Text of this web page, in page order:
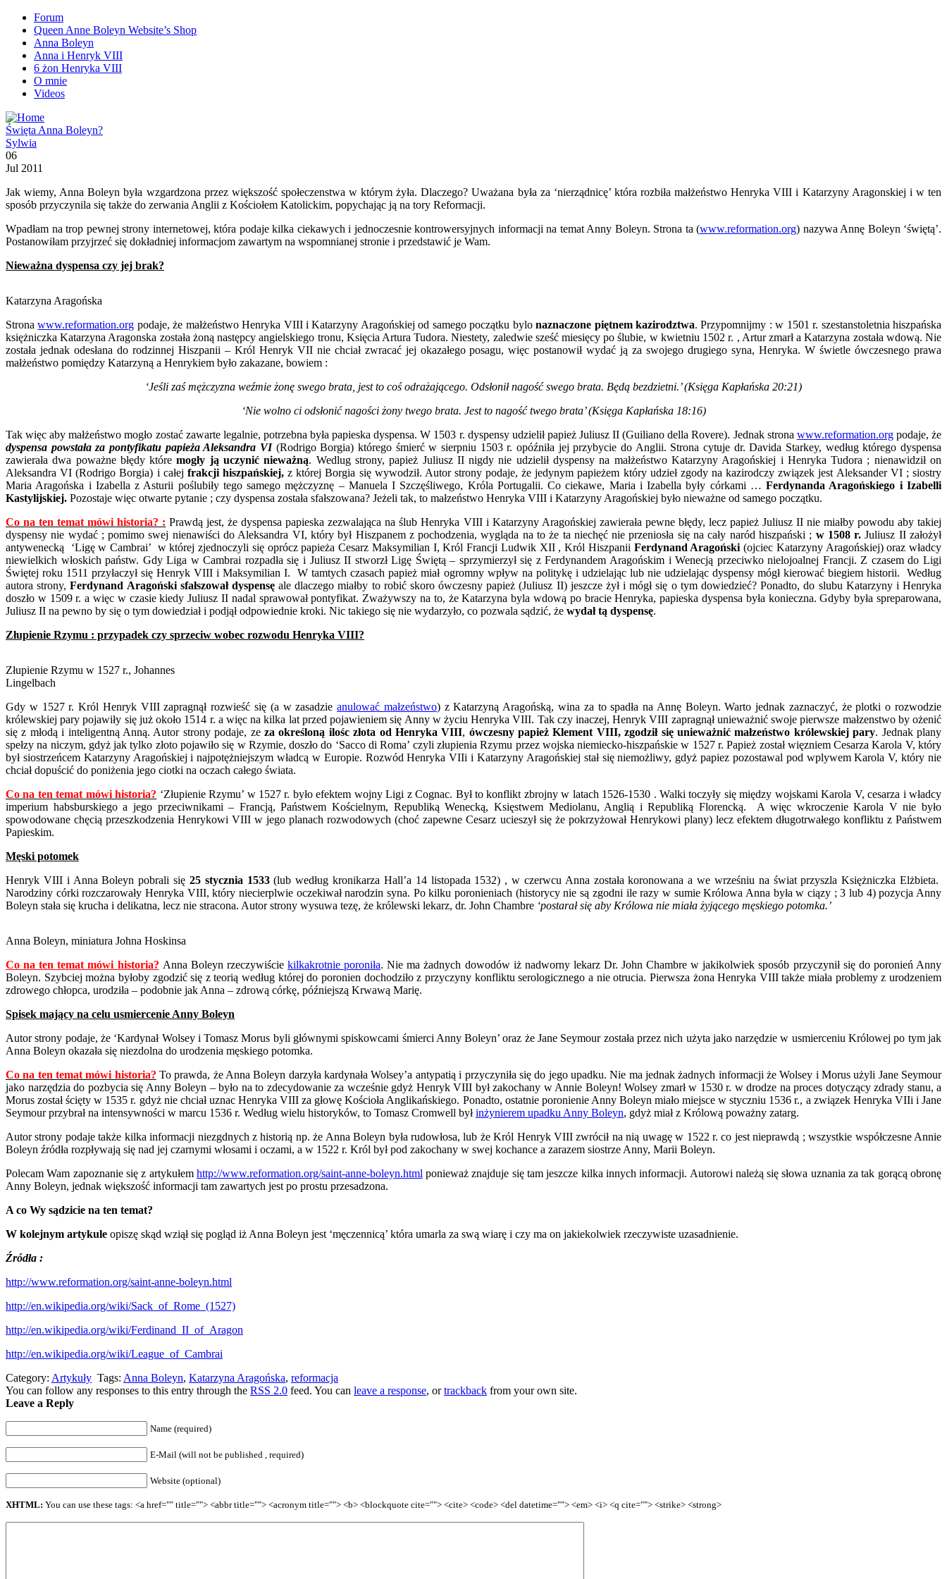
Forum
Queen Anne Boleyn Website’s Shop
Anna Boleyn
Anna i Henryk VIII
6 żon Henryka VIII
O mnie
Videos
Święta Anna Boleyn?
Sylwia
06
Jul 2011
Jak wiemy, Anna Boleyn była wzgardzona przez większość społeczenstwa w którym żyła. Dlaczego? Uważana była za ‘nierządnicę’ która rozbiła małżeństwo Henryka VIII i Katarzyny Aragonskiej i w ten
sposób przyczynila się także do zerwania Anglii z Kościołem Katolickim, popychając ją na tory Reformacji.
Wpadłam na trop pewnej strony internetowej, która podaje kilka ciekawych i jednoczesnie kontrowersyjnych informacji na temat Anny Boleyn. Strona ta (www.reformation.org) nazywa Annę Boleyn ‘świętą’.
Postanowiłam przyjrzeć się dokładniej informacjom zawartym na wspomnianej stronie i przedstawić je Wam.
Nieważna dyspensa czy jej brak?
Katarzyna Aragońska
Stronawww.reformation.org podaje, że małżeństwo Henryka VIII i Katarzyny Aragońskiej od samego początku bylonaznaczone piętnem kazirodztwa. Przypomnijmy : w 1501 r. szestanstoletnia hiszpańska
księżniczka Katarzyna Aragonska została żoną następcy angielskiego tronu, Księcia Artura Tudora. Niestety, zaledwie sześć miesięcy po ślubie, w kwietniu 1502 r. , Artur zmarł a Katarzyna została wdową. Nie
została jednak odesłana do rodzinnej Hiszpanii – Król Henryk VII nie chciał zwracać jej okazałego posagu, więc postanowił wydać ją za swojego drugiego syna, Henryka. W świetle ówczesnego prawa
małżeństwo pomiędzy Katarzyną a Henrykiem było zakazane, bowiem :
‘Jeśli zaś mężczyzna weźmie żonę swego brata, jest to coś odrażającego. Odsłonił nagość swego brata. Będą bezdzietni.’ (Księga Kapłańska 20:21)
‘Nie wolno ci odsłonić nagości żony twego brata. Jest to nagość twego brata’ (Księga Kapłańska 18:16)
Tak więc aby małżeństwo mogło zostać zawarte legalnie, potrzebna była papieska dyspensa. W 1503 r. dyspensy udzielił papież Juliusz II (Guiliano della Rovere). Jednak strona www.reformation.orgpodaje, że
dyspensa powstała za pontyfikatu papieża Aleksandra VI(Rodrigo Borgia) którego śmierć w sierpniu 1503 r. opóźniła jej przybycie do Anglii. Strona cytuje dr. Davida Starkey, według którego dyspensa
zawierała dwa poważne błędy któremogły ją uczynić nieważną. Wedlug strony, papież Juliusz II nigdy nie udzielił dyspensy na małżeństwo Katarzyny Aragońskiej i Henryka Tudora ; nienawidził on
Aleksandra VI (Rodrigo Borgia) i całej frakcji hiszpańskiej,z której Borgia się wywodził. Autor strony podaje, że jedynym papieżem który udzieł zgody na kazirodczy związek jest Aleksander VI ; siostry
Maria Aragońska i Izabella z Asturii poślubiły tego samego mężczyznę – Manuela I Szczęśliwego, Króla Portugalii. Co ciekawe, Maria i Izabella były córkami …Ferdynanda Aragońskiego i Izabelli
Kastylijskiej. Pozostaje więc otwarte pytanie ; czy dyspensa została sfałszowana? Jeżeli tak, to małzeństwo Henryka VIII i Katarzyny Aragońskiej było nieważne od samego początku.
Co na ten temat mówi historia? : Prawdą jest, że dyspensa papieska zezwalająca na ślub Henryka VIII i Katarzyny Aragońskiej zawierała pewne błędy, lecz papież Juliusz II nie miałby powodu aby takiej
dyspensy nie wydać ; pomimo swej nienawiści do Aleksandra VI, który był Hiszpanem z pochodzenia, wygląda na to że ta niechęć nie przeniosła się na cały naród hiszpański ; w 1508 r. Juliusz II założył
antywenecką ‘Ligę w Cambrai’ w której zjednoczyli się oprócz papieża Cesarz Maksymilian I, Król Francji Ludwik XII , Król Hiszpanii Ferdynand Aragoński (ojciec Katarzyny Aragońskiej) oraz władcy
niewielkich włoskich państw. Gdy Liga w Cambrai rozpadła się i Juliusz II stworzł Ligę Świętą – sprzymierzył się z Ferdynandem Aragońskim i Wenecją przeciwko nielojoalnej Francji. Z czasem do Ligi
Świętej roku 1511 przyłaczył się Henryk VIII i Maksymilian I. W tamtych czasach papież miał ogromny wpływ na politykę i udzielając lub nie udzielając dyspensy mógł kierować biegiem historii. Według
autora strony,Ferdynand Aragoński sfałszował dyspensęale dlaczego miałby to robić skoro ówczesny papież (Juliusz II) jeszcze żył i mógł się o tym dowiedzieć? Ponadto, do slubu Katarzyny i Henryka
doszło w 1509 r. a więc w czasie kiedy Juliusz II nadal sprawował pontyfikat. Zważywszy na to, że Katarzyna byla wdową po bracie Henryka, papieska dyspensa była konieczna. Gdyby była spreparowana,
Juliusz II na pewno by się o tym dowiedział i podjął odpowiednie kroki. Nic takiego się nie wydarzyło, co pozwala sądzić, że wydał tą dyspensę.
Złupienie Rzymu : przypadek czy sprzeciw wobec rozwodu Henryka VIII?
Złupienie Rzymu w 1527 r., Johannes
Lingelbach
Gdy w 1527 r. Król Henryk VIII zapragnął rozwieść się (a w zasadzieanulować małzeństwo) z Katarzyną Aragońską, wina za to spadła na Annę Boleyn. Warto jednak zaznaczyć, że plotki o rozwodzie
królewskiej pary pojawiły się już około 1514 r. a więc na kilka lat przed pojawieniem się Anny w życiu Henryka VIII. Tak czy inaczej, Henryk VIII zapragnął unieważnić swoje pierwsze małzenstwo by ożenić
się z młodą i inteligentną Anną. Autor strony podaje, ze za określoną ilośc złota od Henryka VIII, ówczesny papież Klement VIII, zgodził się unieważnić małzeństwo królewskiej pary. Jednak plany
spełzy na niczym, gdyż jak tylko złoto pojawiło się w Rzymie, doszło do ‘Sacco di Roma’ czyli złupienia Rzymu przez wojska niemiecko-hiszpańskie w 1527 r. Papież został więzniem Cesarza Karola V, który
był siostrzeńcem Katarzyny Aragońskiej i najpotężniejszym władcą w Europie. Rozwód Henryka VIIi i Katarzyny Aragońskiej stał się niemożliwy, gdyż papiez pozostawal pod wplywem Karola V, który nie
chciał dopuścić do poniżenia jego ciotki na oczach całego świata.
Co na ten temat mówi historia? ‘Złupienie Rzymu’ w 1527 r. było efektem wojny Ligi z Cognac. Był to konflikt zbrojny w latach 1526-1530 . Walki toczyły się między wojskami Karola V, cesarza i władcy
imperium habsburskiego a jego przeciwnikami – Francją, Państwem Kościelnym, Republiką Wenecką, Księstwem Mediolanu, Anglią i Republiką Florencką. A więc wkroczenie Karola V nie było
spowodowane chęcią przeszkodzenia Henrykowi VIII w jego planach rozwodowych (choć zapewne Cesarz ucieszył się że pokrzyżował Henrykowi plany) lecz efektem długotrwałego konfliktu z Państwem
Papieskim.
Męski potomek
Henryk VIII i Anna Boleyn pobrali się 25 stycznia 1533(lub według kronikarza Hall’a 14 listopada 1532) , w czerwcu Anna została koronowana a we wrześniu na świat przyszla Księżniczka Elżbieta.
Narodziny córki rozczarowały Henryka VIII, który niecierplwie oczekiwał narodzin syna. Po kilku poronieniach (historycy nie są zgodni ile razy w sumie Królowa Anna była w ciązy ; 3 lub 4) pozycja Anny
Boleyn stała się krucha i delikatna, lecz nie stracona. Autor strony wysuwa tezę, że królewski lekarz, dr. John Chambre ‘postarał się aby Królowa nie miała żyjącego męskiego potomka.’
Anna Boleyn, miniatura Johna Hoskinsa
Co na ten temat mówi historia? Anna Boleyn rzeczywiście kilkakrotnie poroniła. Nie ma żadnych dowodów iż nadworny lekarz Dr. John Chambre w jakikolwiek sposób przyczynił się do poronień Anny
Boleyn. Szybciej można byłoby zgodzić się z teorią według której do poronien dochodziło z przyczyny konfliktu serologicznego a nie otrucia. Pierwsza żona Henryka VIII także miała problemy z urodzeniem
zdrowego chłopca, urodziła – podobnie jak Anna – zdrową córkę, późniejszą Krwawą Marię.
Spisek mający na celu usmiercenie Anny Boleyn
Autor strony podaje, że ‘Kardynał Wolsey i Tomasz Morus byli głównymi spiskowcami śmierci Anny Boleyn’ oraz że Jane Seymour została przez nich użyta jako narzędzie w usmierceniu Królowej po tym jak
Anna Boleyn okazała się niezdolna do urodzenia męskiego potomka.
Co na ten temat mówi historia? To prawda, że Anna Boleyn darzyła kardynała Wolsey’a antypatią i przyczyniła się do jego upadku. Nie ma jednak żadnych informacji że Wolsey i Morus użyli Jane Seymour
jako narzędzia do pozbycia się Anny Boleyn – było na to zdecydowanie za wcześnie gdyż Henryk VIII był zakochany w Annie Boleyn! Wolsey zmarł w 1530 r. w drodze na proces dotyczący zdrady stanu, a
Morus został ścięty w 1535 r. gdyż nie chciał uznac Henryka VIII za głowę Kościoła Anglikańskiego. Ponadto, ostatnie poronienie Anny Boleyn miało miejsce w styczniu 1536 r., a związek Henryka VIIi i Jane
Seymour przybrał na intensywności w marcu 1536 r. Według wielu historyków, to Tomasz Cromwell byłinżynierem upadku Anny Boleyn, gdyż miał z Królową poważny zatarg.
Autor strony podaje także kilka informacji niezgdnych z historią np. że Anna Boleyn była rudowłosa, lub że Król Henryk VIII zwrócił na nią uwagę w 1522 r. co jest nieprawdą ; wszystkie współczesne Annie
Boleyn źródła rozpływają się nad jej czarnymi włosami i oczami, a w 1522 r. Król był pod zakochany w swej kochance a zarazem siostrze Anny, Marii Boleyn.
Polecam Wam zapoznanie się z artykułem http://www.reformation.org/saint-anne-boleyn.html ponieważ znajduje się tam jeszcze kilka innych informacji. Autorowi należą się słowa uznania za tak gorącą obronę
Anny Boleyn, jednak większość informacji tam zawartych jest po prostu przesadzona.
A co Wy sądzicie na ten temat?
W kolejnym artykule opiszę skąd wziął się pogląd iż Anna Boleyn jest ‘męczennicą’ która umarla za swą wiarę i czy ma on jakiekolwiek rzeczywiste uzasadnienie.
Źródła :
http://www.reformation.org/saint-anne-boleyn.html
http://en.wikipedia.org/wiki/Sack_of_Rome_(1527)
http://en.wikipedia.org/wiki/Ferdinand_II_of_Aragon
http://en.wikipedia.org/wiki/League_of_Cambrai
Category: Artykuły Tags: Anna Boleyn, Katarzyna Aragońska, reformacja
You can follow any responses to this entry through the RSS 2.0 feed. You can leave a response, ortrackback from your own site.
Leave a Reply
Name (required)
E-Mail (will not be published , required)
Website (optional)
XHTML: You can use these tags: <a href="" title=""> <abbr title=""> <acronym title=""> <b> <blockquote cite=""> <cite> <code> <del datetime=""> <em> <i> <q cite=""> <strike> <strong>